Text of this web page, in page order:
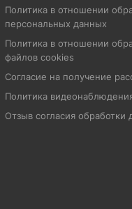
Политика в отношении
персональных данных
Политика в отношении
файлов cookies
Согласие на получение
Политика
Отзыв согласия обработки